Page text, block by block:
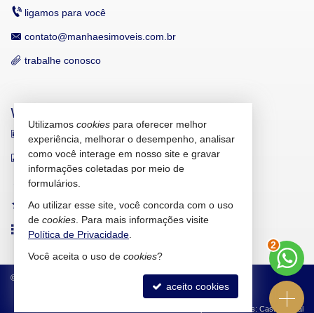
ligamos para você
contato@manhaesimoveis.com.br
trabalhe conosco
VEJA MAIS
receba nosso newsletter
indicadores financeiros
cadastre seu imóvel
imóveis favoritos
mapa de imóveis
© Política de Privacidade
Site para imobiliárias: Castel Digital
Utilizamos cookies para oferecer melhor
experiência, melhorar o desempenho, analisar
como você interage em nosso site e gravar
informações coletadas por meio de
formulários.
Ao utilizar esse site, você concorda com o uso
de cookies . Para mais informações visite
Política de Privacidade
Você aceita o uso de cookies?
aceito cookies